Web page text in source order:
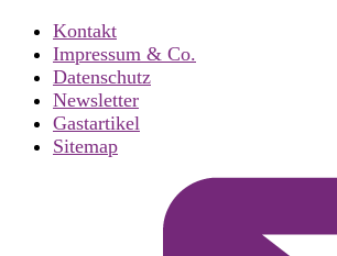
Kontakt
Impressum & Co.
Datenschutz
Newsletter
Gastartikel
Sitemap